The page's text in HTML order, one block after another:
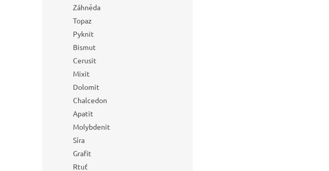
Záhněda
Topaz
Pyknit
Bismut
Cerusit
Mixit
Dolomit
Chalcedon
Apatit
Molybdenit
Síra
Grafit
Rtuť